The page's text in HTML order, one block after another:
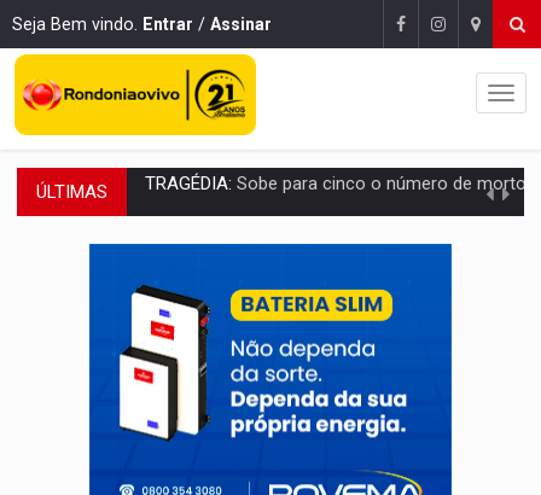
Seja Bem vindo. Entrar / Assinar
ÚLTIMAS TRANSPORTE DE ARROZ:MPF assegura cumprimento da legislação sobre transporte
DEEPFAKE:Sancionada lei contra violência sexual infantil na
COLEGIADO:Brasil e Rússia discutem energia nuclear, defesa e
URGENTE: Colisão entre caminhão e carro deixa quatro mortos e um em
ENCONTRO:Amazônia Negra ganha projeção nacional com participação de
PREVISÃO:Porto Velho tem chances de chuvas isoladas nesta
SINDICATOS UNIDOS:Assembleia Geral delibera greve da educação